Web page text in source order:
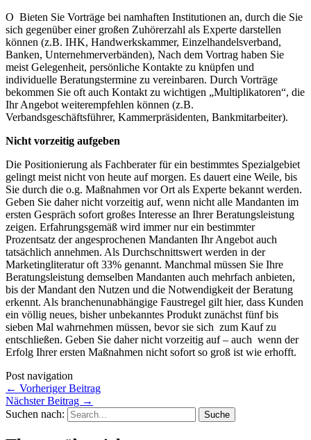
O Bieten Sie Vorträge bei namhaften Institutionen an, durch die Sie
sich gegenüber einer großen Zuhörerzahl als Experte darstellen
können (z.B. IHK, Handwerkskammer, Einzelhandelsverband,
Banken, Unternehmerverbänden), Nach dem Vortrag haben Sie
meist Gelegenheit, persönliche Kontakte zu knüpfen und
individuelle Beratungstermine zu vereinbaren. Durch Vorträge
bekommen Sie oft auch Kontakt zu wichtigen „Multiplikatoren“, die
Ihr Angebot weiterempfehlen können (z.B.
Verbandsgeschäftsführer, Kammerpräsidenten, Bankmitarbeiter).
Nicht vorzeitig aufgeben
Die Positionierung als Fachberater für ein bestimmtes Spezialgebiet
gelingt meist nicht von heute auf morgen. Es dauert eine Weile, bis
Sie durch die o.g. Maßnahmen vor Ort als Experte bekannt werden.
Geben Sie daher nicht vorzeitig auf, wenn nicht alle Mandanten im
ersten Gespräch sofort großes Interesse an Ihrer Beratungsleistung
zeigen. Erfahrungsgemäß wird immer nur ein bestimmter
Prozentsatz der angesprochenen Mandanten Ihr Angebot auch
tatsächlich annehmen. Als Durchschnittswert werden in der
Marketingliteratur oft 33% genannt. Manchmal müssen Sie Ihre
Beratungsleistung demselben Mandanten auch mehrfach anbieten,
bis der Mandant den Nutzen und die Notwendigkeit der Beratung
erkennt. Als branchenunabhängige Faustregel gilt hier, dass Kunden
ein völlig neues, bisher unbekanntes Produkt zunächst fünf bis
sieben Mal wahrnehmen müssen, bevor sie sich zum Kauf zu
entschließen. Geben Sie daher nicht vorzeitig auf – auch wenn der
Erfolg Ihrer ersten Maßnahmen nicht sofort so groß ist wie erhofft.
Post navigation
← Vorheriger Beitrag
Nächster Beitrag →
Suchen nach: